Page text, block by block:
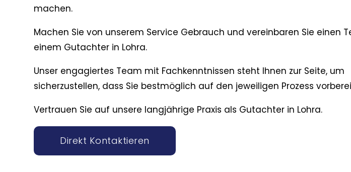
machen.
Machen Sie von unserem Service Gebrauch und vereinbaren Sie einen
einem Gutachter in Lohra.
Unser engagiertes Team mit Fachkenntnissen steht Ihnen zur Seite, um
sicherzustellen, dass Sie bestmöglich auf den jeweiligen Prozess
Vertrauen Sie auf unsere langjährige Praxis als Gutachter in Lohra.
Direkt Kontaktieren